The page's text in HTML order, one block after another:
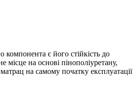
є його стійкість до
на основі пінополіуретану,
на самому початку експлуатації